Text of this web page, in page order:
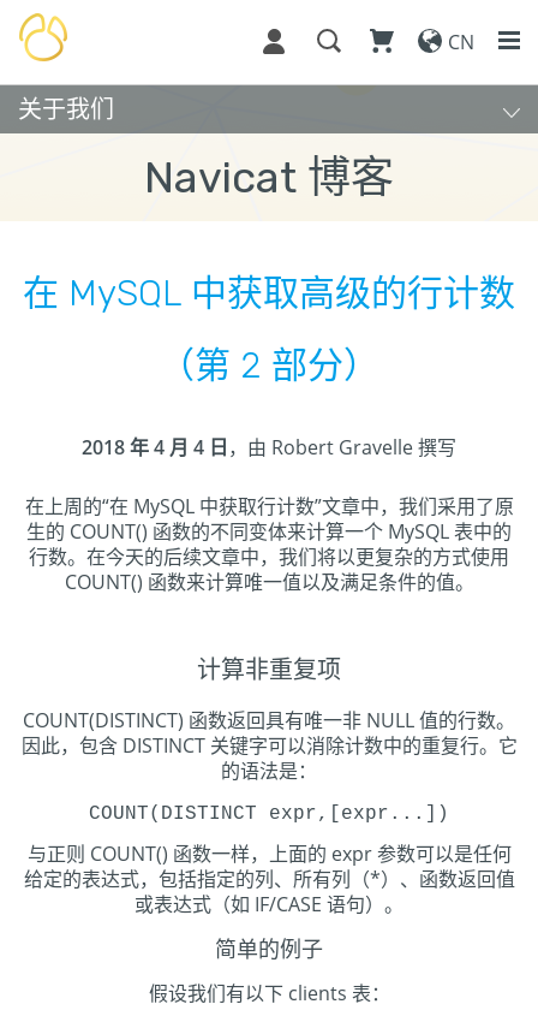
CN
关于我们
Navicat 博客
在 MySQL 中获取高级的行计数
（第 2 部分）
2018 年 4 月 4 日，由 Robert Gravelle 撰写
在上周的“在 MySQL 中获取行计数”文章中，我们采用了原
生的 COUNT() 函数的不同变体来计算一个 MySQL 表中的
行数。在今天的后续文章中，我们将以更复杂的方式使用
COUNT() 函数来计算唯一值以及满足条件的值。
计算非重复项
COUNT(DISTINCT) 函数返回具有唯一非 NULL 值的行数。
因此，包含 DISTINCT 关键字可以消除计数中的重复行。它
的语法是：
COUNT(DISTINCT expr,[expr...])
与正则 COUNT() 函数一样，上面的 expr 参数可以是任何
给定的表达式，包括指定的列、所有列（*）、函数返回值
或表达式（如 IF/CASE 语句）。
简单的例子
假设我们有以下 clients 表：